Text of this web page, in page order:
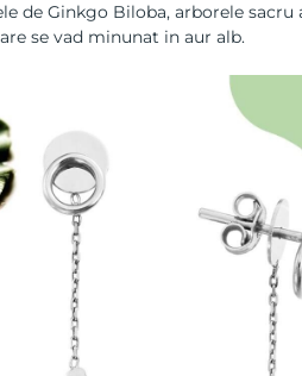
de Ginkgo Biloba, arborele sacru
se vad minunat in aur alb.